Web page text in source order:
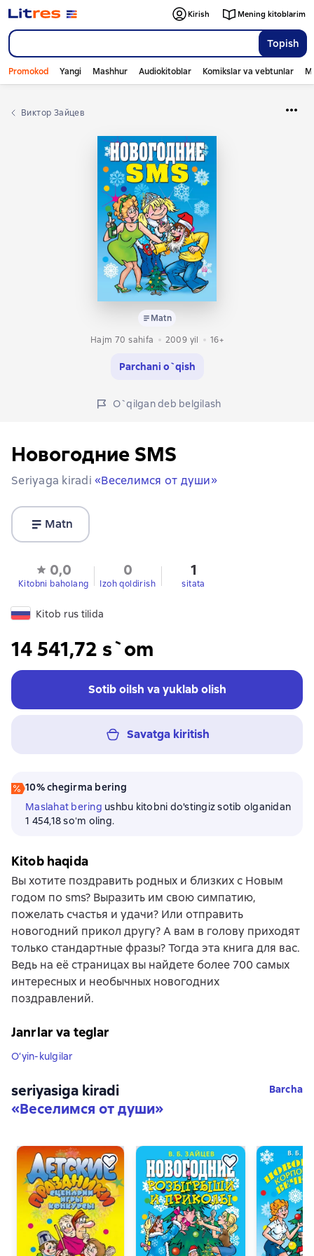
Topish
Kirish Mening kitoblarim
Promokod Yangi Mashhur Audiokitoblar Komikslar va vebtunlar
Виктор Зайцев
Matn
Hajm 70 sahifa
2009 yil 16+
Parchani o`qish
O`qilgan deb belgilash
Новогодние SMS
Seriyaga kiradi «Веселимся от души»
Matn
0,0
Kitobni baholang
0
Izoh qoldirish
1
sitata
Kitob rus tilida
14 541,72 s`om
Sotib oilsh va yuklab olish
Savatga kiritish
10% chegirma bering
Maslahat bering ushbu kitobni do'stingiz sotib olganidan
1 454,18 soʻm oling.
Kitob haqida
Вы хотите поздравить родных и близких с Новым
годом по sms? Выразить им свою симпатию,
пожелать счастья и удачи? Или отправить
новогодний прикол другу? А вам в голову приходят
только стандартные фразы? Тогда эта книга для вас.
Ведь на её страницах вы найдете более 700 самых
интересных и необычных новогодних
поздравлений.
Janrlar va teglar
O‘yin-kulgilar
seriyasiga kiradi
«Веселимся от души»
Barcha